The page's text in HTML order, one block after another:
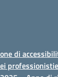
di
professionisti